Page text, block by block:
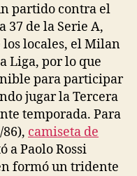
partido contra el
37 de la Serie A,
los locales, el Milan
Liga, por lo que
para participar
jugar la Tercera
temporada. Para
camiseta de
a Paolo Rossi
formó un tridente